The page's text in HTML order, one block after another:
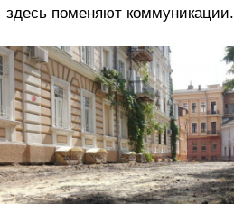
здесь поменяют коммуникации.